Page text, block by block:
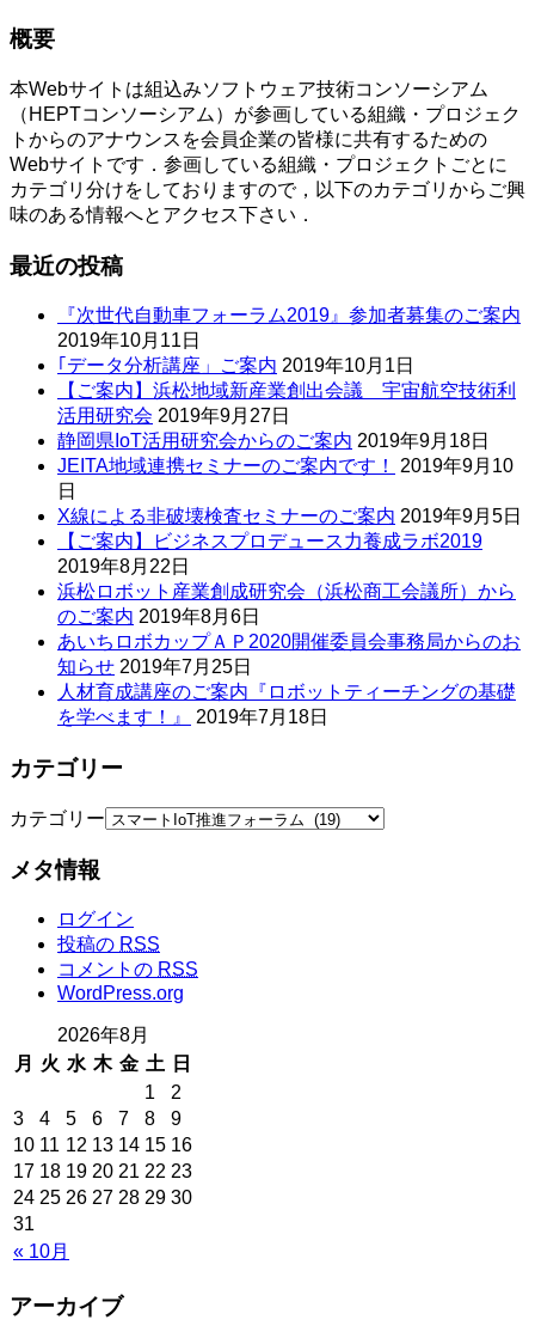
概要
本Webサイトは組込みソフトウェア技術コンソーシアム
（HEPTコンソーシアム）が参画している組織・プロジェク
トからのアナウンスを会員企業の皆様に共有するための
Webサイトです．参画している組織・プロジェクトごとに
カテゴリ分けをしておりますので，以下のカテゴリからご興
味のある情報へとアクセス下さい．
最近の投稿
『次世代自動車フォーラム2019』参加者募集のご案内
2019年10月11日
｢データ分析講座」ご案内 2019年10月1日
【ご案内】浜松地域新産業創出会議 宇宙航空技術利
活用研究会 2019年9月27日
静岡県IoT活用研究会からのご案内 2019年9月18日
JEITA地域連携セミナーのご案内です！
2019年9月10
日
X線による非破壊検査セミナーのご案内 2019年9月5日
【ご案内】ビジネスプロデュース力養成ラボ2019
2019年8月22日
浜松ロボット産業創成研究会（浜松商工会議所）から
のご案内 2019年8月6日
あいちロボカップＡＰ2020開催委員会事務局からのお
知らせ 2019年7月25日
人材育成講座のご案内『ロボットティーチングの基礎
を学べます！』
2019年7月18日
カテゴリー
カテゴリー
メタ情報
ログイン
投稿の RSS
コメントの RSS
WordPress.org
2026年8月
月
火 水 木 金 土 日
« 10月
1
2
3
4 5 6 7 8
9
10 11 12 13 14 15 16
17 18 19 20 21 22 23
24 25 26 27 28 29 30
31
アーカイブ